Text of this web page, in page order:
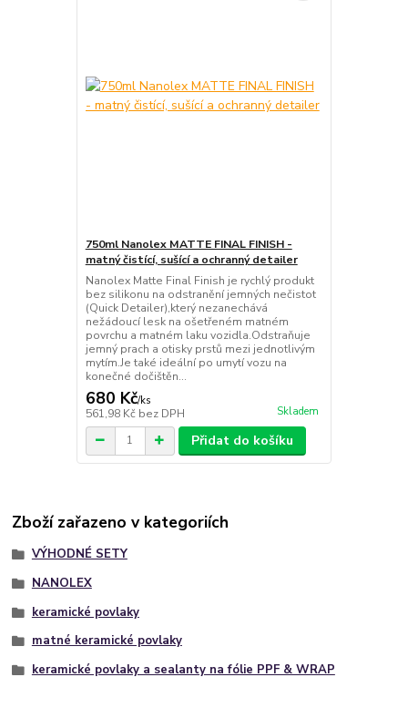
750ml Nanolex MATTE FINAL FINISH -
matný čistící, sušící a ochranný detailer
Nanolex Matte Final Finish je rychlý produkt
bez silikonu na odstranění jemných nečistot
(Quick Detailer),který nezanechává
nežádoucí lesk na ošetřeném matném
povrchu a matném laku vozidla.Odstraňuje
jemný prach a otisky prstů mezi jednotlivým
mytím.Je také ideální po umytí vozu na
konečné dočištěn...
680 Kč/ks
561,98 Kč bez DPH Skladem
Přidat do košíku
Zboží zařazeno v kategoriích
VÝHODNÉ SETY
NANOLEX
keramické povlaky
matné keramické povlaky
keramické povlaky a sealanty na fólie PPF & WRAP